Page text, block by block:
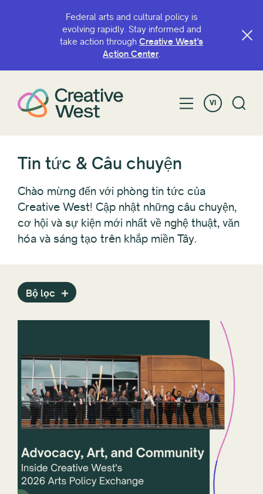
Federal arts and cultural policy is
evolving rapidly. Stay informed and
take action through Creative West’s
Action Center.
VI
Tin tức & Câu chuyện
Chào mừng đến với phòng tin tức của
Creative West! Cập nhật những câu chuyện,
cơ hội và sự kiện mới nhất về nghệ thuật, văn
hóa và sáng tạo trên khắp miền Tây.
Bộ lọc
Các tiểu bang và khu vực pháp lý
Đặt lại tất cả